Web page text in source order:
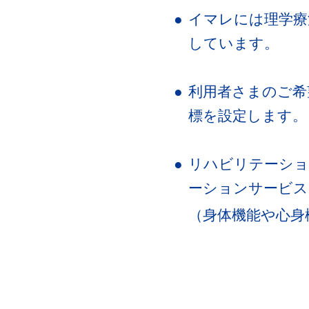
イマレには理学
しています。
​​​​●
利用者さまのご
標を設定します。
​​​​●
リハビリテーシ
ーションサービ
​​​​●
（身体機能や心